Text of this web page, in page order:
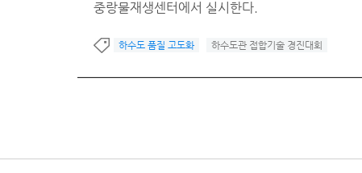
중랑물재생센터에서 실시한다.
하수도 품질 고도화 하수도관 접합기술 경진대회